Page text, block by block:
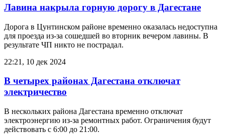
Лавина накрыла горную дорогу в Дагестане
Дорога в Цунтинском районе временно оказалась недоступна
для проезда из-за сошедшей во вторник вечером лавины. В
результате ЧП никто не пострадал.
22:21, 10 дек 2024
В четырех районах Дагестана отключат
электричество
В нескольких района Дагестана временно отключат
электроэнергию из-за ремонтных работ. Ограничения будут
действовать с 6:00 до 21:00.